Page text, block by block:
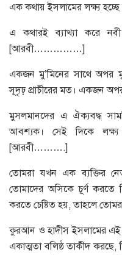
এক কথায় ইসলামের লক্ষ্য
এ কথারই ব্যাখ্যা করে
[আরবী……………]
একজন মু’মিনের সাথে অপর
সূদৃঢ় প্রাচীরের মত। একজন
মুসলমানদের এ ঐক্যবদ্ধ
আবশ্যক। সেই দিকে
[আরবী……….]
তোমরা যখন এক ব্যক্তির
তোমাদের অসিকে চূর্ণ করতে
করতে চেষ্টিত হয়, তাহলে
কুরআন ও হাদীস ইসলামের
একাত্মতা বলিষ্ঠ তাকীদ করছে,